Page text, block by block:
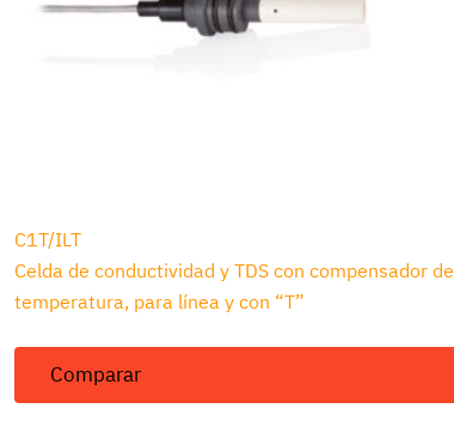
C1T/ILT
Celda de conductividad y TDS con compensador de
temperatura, para línea y con “T”
Comparar